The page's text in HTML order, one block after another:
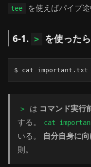
tee を使えばパイプ
6-1. > を使った
$ cat important.txt >
> は コマンド実行
する。
cat
いる。 自分自身に
則。